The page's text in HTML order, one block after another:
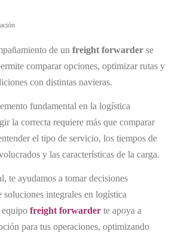
de un freight forwarder se
comparar opciones, optimizar rutas y
con distintas navieras.
fundamental en la logística
la correcta requiere más que comparar
el tipo de servicio, los tiempos de
y las características de la carga.
te ayudamos a tomar decisiones
soluciones integrales en logística
freight forwarder te apoya a
para tus operaciones, optimizando